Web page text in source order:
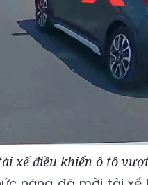
xế điều khiển ô tô